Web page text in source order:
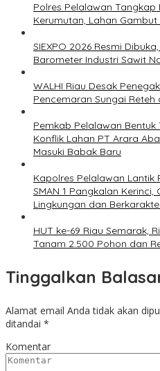
Polres Pelalawan
Kerumutan, Lahan
SIEXPO 2026 Resmi
Barometer Industri Sawit
WALHI Riau Desak
Pencemaran Sungai
Pemkab Pelalawan Bentuk
Konflik Lahan PT Arara
Masuki Babak Baru
Kapolres Pelalawan Lantik
SMAN 1 Pangkalan Kerinci,
Lingkungan dan
HUT ke-69 Riau Semarak,
Tanam 2.500 Pohon dan
Tinggalkan
Alamat email Anda tidak akan
ditandai *
Komentar